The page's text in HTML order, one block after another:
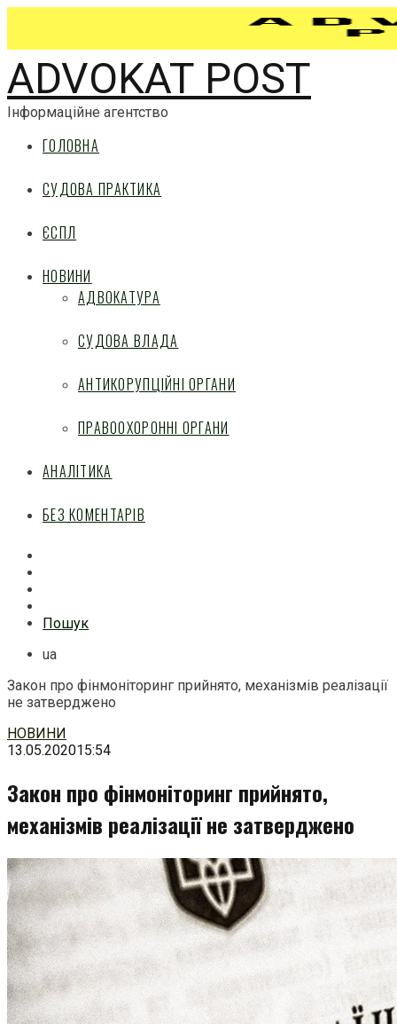
ADVOKAT POST
Інформаційне агентство
ГОЛОВНА
СУДОВА ПРАКТИКА
ЄСПЛ
НОВИНИ
АДВОКАТУРА
СУДОВА ВЛАДА
АНТИКОРУПЦІЙНІ ОРГАНИ
ПРАВООХОРОННІ ОРГАНИ
АНАЛІТИКА
БЕЗ КОМЕНТАРІВ
Пошук
ua
Закон про фінмоніторинг прийнято, механізмів реалізації
не затверджено
Перейти
до
НОВИНИ
13.05.202015:54
Закон про фінмоніторинг прийнято,
механізмів реалізації не затверджено